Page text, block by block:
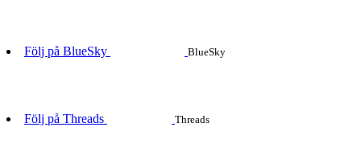
Följ på BlueSky BlueSky
Följ på Threads Threads